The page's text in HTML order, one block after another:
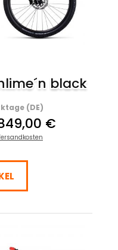
black
(DE)
849,00 €